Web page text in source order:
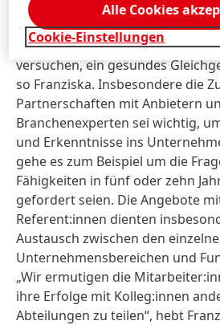
Bei denE-Learning-Angeboten
als auch interne Referent:innen
versuchen, ein gesundes
so Franziska. Insbesondere die
Partnerschaften mit Anbietern
Branchenexperten sei wichtig,
und Erkenntnisse ins
gehe es zum Beispiel um die
Fähigkeiten in fünf oder zehn
gefordert seien. Die Angebote
Referent:innen dienten
Austausch zwischen den
Unternehmensbereichen und
„Wir ermutigen die
ihre Erfolge mit Kolleg:innen
Abteilungen zu teilen“, hebt
Cookie-Einstellungen
Alle Cookies